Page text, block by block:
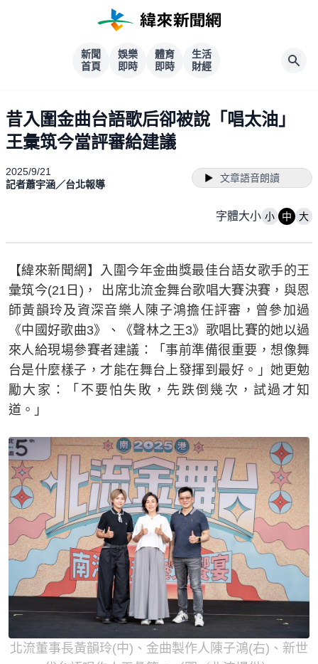
新聞
首頁
娛樂
即時
體育
即時
生活
財經
昔入圍金曲台語歌后卻被說「唱太油」
王彙筑今當評審給建議
2025/9/21
記者蕭宇涵／台北報導
文章語音朗讀
字體大小 小 中 大
【緯來新聞網】入圍今年金曲獎最佳台語女歌手的王
彙筑今(21日)， 出席北流金舞台歌唱大賽決賽，與恩
師黃韻玲及資深音樂人陳子鴻擔任評審，曾參加過
《中國好歌曲3》、《聲林之王3》歌唱比賽的她以過
來人給現場參賽者建議：「事前準備很重要，想像舞
台是什麼樣子，才能在舞台上發揮到最好。」她更勉
勵大家：「不要怕失敗，先跌倒幾次，試過才知
道。」
北流董事長黃韻玲(中)、金曲製作人陳子鴻(右)、新世